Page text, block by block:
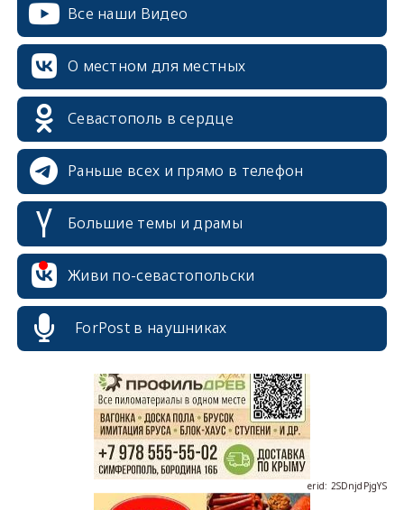
Все наши Видео
О местном для местных
Севастополь в сердце
Раньше всех и прямо в телефон
Большие темы и драмы
Живи по-севастопольски
ForPost в наушниках